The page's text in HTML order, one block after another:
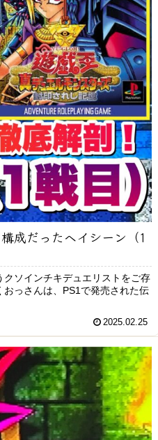
成だったヘイシーン（1
ソインチキデュエリストをご存
っさんは、PS1で発売された伝
2025.02.25